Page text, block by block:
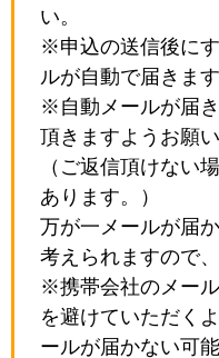
い。
※申込の送信後に
ルが自動で届きます
※自動メールが届
頂きますようお願
（ご返信頂けない
あります。）
万が一メールが届
考えられますので
※携帯会社のメー
を避けていただく
ールが届かない可